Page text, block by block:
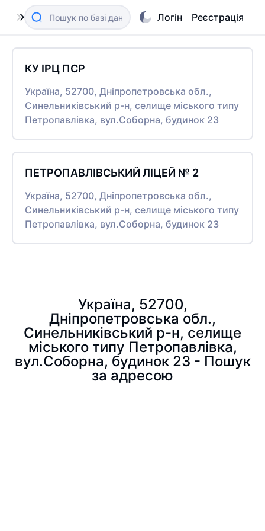
Логін Реєстрація
КУ ІРЦ ПСР
Україна, 52700, Дніпропетровська обл.,
Синельниківський р-н, селище міського типу
Петропавлівка, вул.Соборна, будинок 23
ПЕТРОПАВЛІВСЬКИЙ ЛІЦЕЙ № 2
Україна, 52700, Дніпропетровська обл.,
Синельниківський р-н, селище міського типу
Петропавлівка, вул.Соборна, будинок 23
Україна, 52700,
Дніпропетровська обл.,
Синельниківський р-н, селище
міського типу Петропавлівка,
вул.Соборна, будинок 23 - Пошук
за адресою